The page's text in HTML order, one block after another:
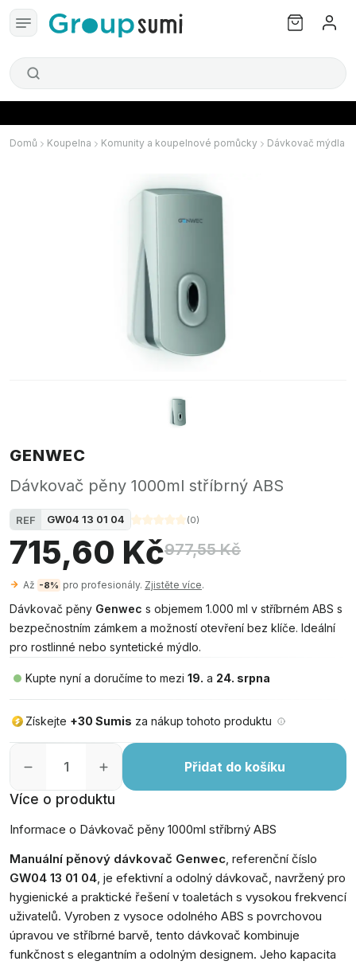
Domů Koupelna Komunity a koupelnové pomůcky Dávkovač mýdla
GENWEC
Dávkovač pěny 1000ml stříbrný ABS
REF GW04 13 01 04 (0)
715,60 Kč977,55 Kč
Až -8% pro profesionály. Zjistěte více.
Dávkovač pěny Genwec s objemem 1.000 ml v stříbrném ABS s
bezpečnostním zámkem a možností otevření bez klíče. Ideální
pro rostlinné nebo syntetické mýdlo.
Kupte nyní a doručíme to mezi 19. a 24. srpna
Získejte +30 Sumis za nákup tohoto produktu
Přidat do košíku
Více o produktu
Informace o Dávkovač pěny 1000ml stříbrný ABS
Manuální pěnový dávkovač Genwec, referenční číslo
GW04 13 01 04, je efektivní a odolný dávkovač, navržený pro
hygienické a praktické řešení v toaletách s vysokou frekvencí
uživatelů. Vyroben z vysoce odolného ABS s povrchovou
úpravou ve stříbrné barvě, tento dávkovač kombinuje
funkčnost s elegantním a odolným designem. Jeho kapacita